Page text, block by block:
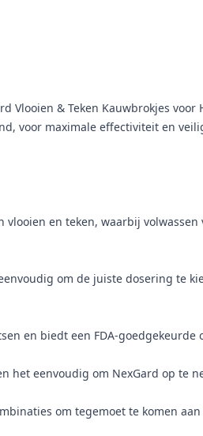
& Teken Kauwbrokjes
voor maximale effectiviteit en
en teken, waarbij
om de juiste dosering te
en biedt een FDA-
het eenvoudig om NexGard op te
om tegemoet te komen